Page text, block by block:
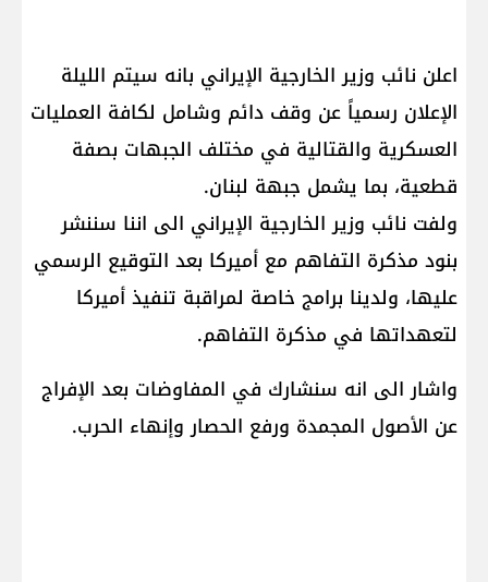
اعلن ​نائب وزير الخارجية الإيراني​ بانه سيتم الليلة
الإعلان رسمياً عن وقف دائم وشامل لكافة العمليات
العسكرية والقتالية في مختلف الجبهات بصفة
قطعية، بما يشمل جبهة لبنان.
ولفت نائب وزير الخارجية الإيراني الى اننا سننشر
بنود مذكرة التفاهم مع أميركا بعد التوقيع الرسمي
عليها، ولدينا برامج خاصة لمراقبة تنفيذ أميركا
لتعهداتها في مذكرة التفاهم.
واشار الى انه سنشارك في المفاوضات بعد الإفراج
عن الأصول المجمدة ورفع الحصار وإنهاء الحرب.